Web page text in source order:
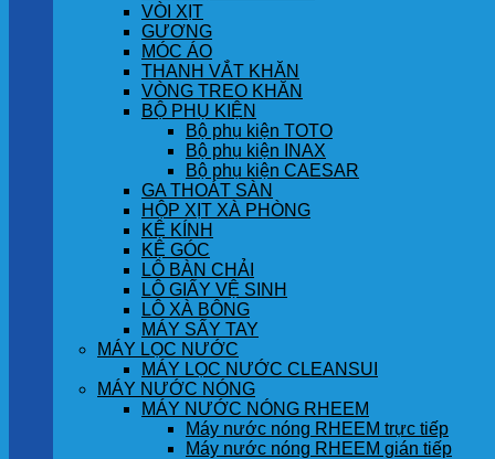
VÒI XỊT
GƯƠNG
MÓC ÁO
THANH VẮT KHĂN
VÒNG TREO KHĂN
BỘ PHỤ KIỆN
Bộ phụ kiện TOTO
Bộ phụ kiện INAX
Bộ phụ kiện CAESAR
GA THOÁT SÀN
HỘP XỊT XÀ PHÒNG
KỆ KÍNH
KỆ GÓC
LÔ BÀN CHẢI
LÔ GIẤY VỆ SINH
LÔ XÀ BÔNG
MÁY SẤY TAY
MÁY LỌC NƯỚC
MÁY LỌC NƯỚC CLEANSUI
MÁY NƯỚC NÓNG
MÁY NƯỚC NÓNG RHEEM
Máy nước nóng RHEEM trực tiếp
Máy nước nóng RHEEM gián tiếp